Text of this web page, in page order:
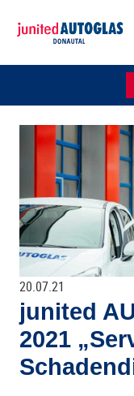
20.07.21
junited
2021